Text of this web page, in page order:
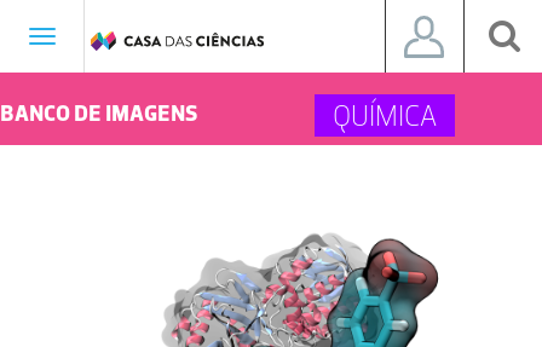
Toggle
BANCO DE IMAGENS QUÍMICA